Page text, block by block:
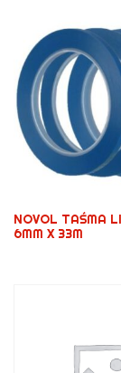
NOVOL TAŚMA
6MM X 33M